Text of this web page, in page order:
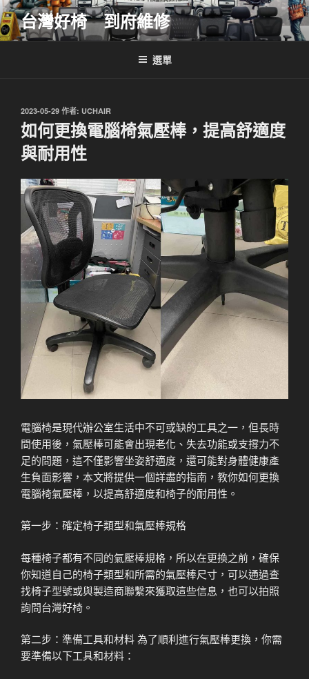
跳
至
主
台灣好椅 到府維修
選單
發
佈
於
2023-05-29 作者: UCHAIR
如何更換電腦椅氣壓棒，提高舒適度
與耐用性
電腦椅是現代辦公室生活中不可或缺的工具之一，但長時
間使用後，氣壓棒可能會出現老化、失去功能或支撐力不
足的問題，這不僅影響坐姿舒適度，還可能對身體健康產
生負面影響，本文將提供一個詳盡的指南，教你如何更換
電腦椅氣壓棒，以提高舒適度和椅子的耐用性。
第一步：確定椅子類型和氣壓棒規格
每種椅子都有不同的氣壓棒規格，所以在更換之前，確保
你知道自己的椅子類型和所需的氣壓棒尺寸，可以通過查
找椅子型號或與製造商聯繫來獲取這些信息，也可以拍照
詢問台灣好椅。
第二步：準備工具和材料 為了順利進行氣壓棒更換，你需
要準備以下工具和材料：